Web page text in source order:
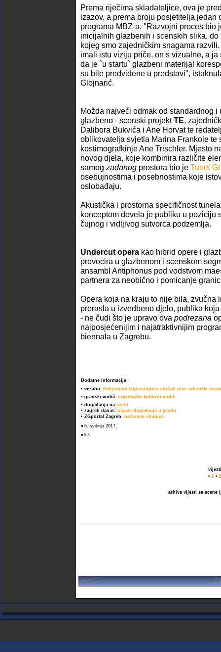
Prema riječima skladateljice, ova je
izazov, a prema broju posjetitelja jedan
programa MBZ-a. "Razvojni proces bio
inicijalnih glazbenih i scenskih slika, do
kojeg smo zajedničkim snagama
imali istu viziju priče, on s vizualne, a ja
da je `u startu` glazbeni materijal
su bile predviđene u predstavi",
Glojnarić.
Možda najveći odmak od standardnog
glazbeno - scenski projektTE,
Dalibora Bukvića i Ane Horvat te
oblikovatelja svjetla Marina Frankole te
kostimografkinje Ane Trischler. Mjesto
novog djela, koje kombinira različite
samog zadanog prostora bio je Tunel
osebujnostima i posebnostima koje
oslobađaju.
Akustička i prostorna specifičnost
konceptom dovela je publiku u poziciju
čujnog i vidljivog sutvorca podzemlja.
Undercut opera kao hibrid opere i
provocira u glazbenom i scenskom
ansambl Antiphonus pod vodstvom
partnera za neobično i pomicanje
Opera koja na kraju to nije bila, zvučna
prerasla u izvedbeno djelo, publika
- ne čudi što je upravo ova podrezana
najposjećenijim i najatraktivnijim
biennala u Zagrebu.
Dodatne informacije:
• vezano: Pobjednici Papandopula održali prvi solistički
• gradski vodič: zagrebački kulturni vodič
• događanja na sceni
• zagreb danas: najave događanja u gradu
• ZGportal Zagreb: naslovna stranica
• 6. svibnja 2017.
• k.v.
• 1 • 2
arhiva vijesti sa scene